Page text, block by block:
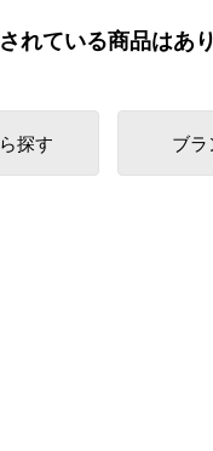
れている商品はあ
探す ブ